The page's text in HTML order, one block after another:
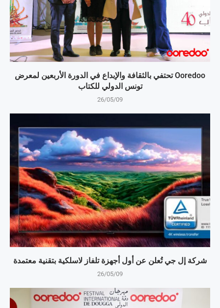
Ooredoo تحتفي بالثقافة والإبداع في الدورة الأربعين لمعرض
تونس الدولي للكتاب
26/05/09
شركة إل جي تُعلن عن أول أجهزة تلفاز لاسلكية بتقنية معتمدة
26/05/09